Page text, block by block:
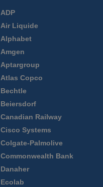
ADP
Air Liquide
Alphabet
Amgen
Aptargroup
Atlas Copco
Bechtle
Beiersdorf
Canadian Railway
Cisco Systems
Colgate-Palmolive
Commonwealth Bank
Danaher
Ecolab